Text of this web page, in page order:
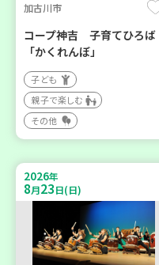
加古川市
コープ神吉 子育てひろば
「かくれんぼ」
子ども
親子で楽しむ
その他
2026年
8月23日(日)